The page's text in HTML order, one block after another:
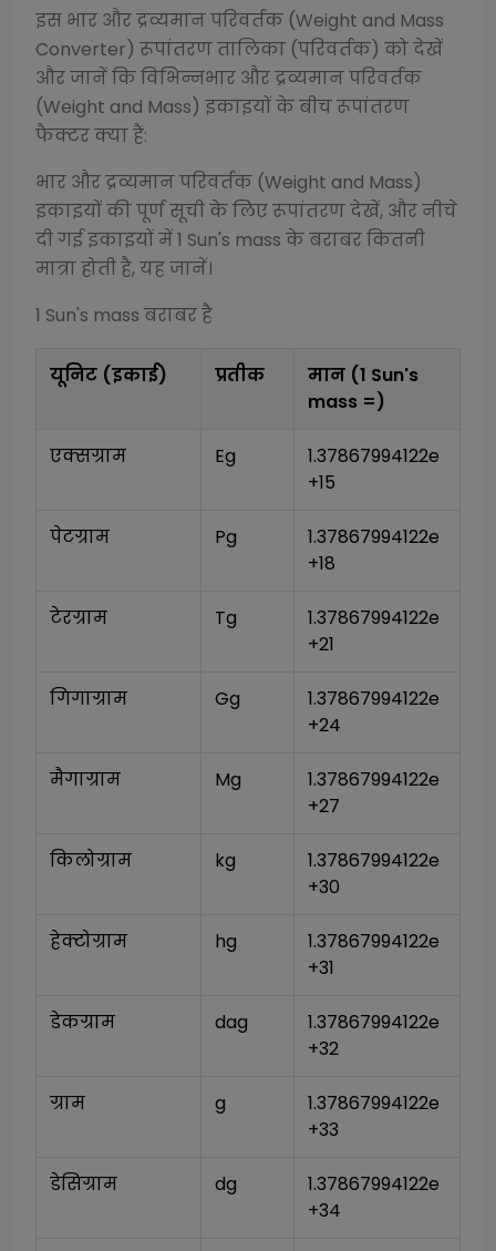
इस भार और द्रव्यमान परिवर्तक (Weight and Mass
Converter) रूपांतरण तालिका (परिवर्तक) को देखें
और जानें कि विभिन्नभार और द्रव्यमान परिवर्तक
(Weight and Mass) इकाइयों के बीच रूपांतरण
फैक्टर क्या हैं:
भार और द्रव्यमान परिवर्तक (Weight and Mass)
इकाइयों की पूर्ण सूची के लिए रूपांतरण देखें, और नीचे
दी गई इकाइयों में 1 Sun's mass के बराबर कितनी
मात्रा होती है, यह जानें।
1 Sun's mass बराबर है
यूनिट (इकाई) प्रतीक मान (1 Sun's
mass =)
एक्सग्राम Eg
1.37867994122e
+15
पेटग्राम Pg
1.37867994122e
+18
टेरग्राम Tg
1.37867994122e
+21
गिगाग्राम Gg
1.37867994122e
+24
मैगाग्राम Mg
1.37867994122e
+27
किलोग्राम kg
1.37867994122e
+30
हेक्टोग्राम hg
1.37867994122e
+31
डेकग्राम dag
1.37867994122e
+32
ग्राम g
1.37867994122e
+33
डेसिग्राम dg
1.37867994122e
+34